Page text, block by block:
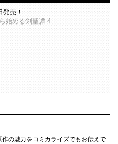
売！
始める剣聖譚 4
の魅力をコミカライズでもお伝えで